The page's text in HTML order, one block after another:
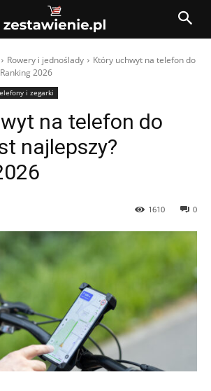
Rowery i jednoślady
Który uchwyt na telefon do
2026
i zegarki
na telefon do
najlepszy?
0
1610